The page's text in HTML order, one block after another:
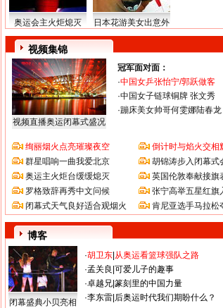
奥运会主火炬熄灭 日本花游美女出意外
视频集锦
视频直播奥运闭幕式盛况
冠军面对面：
·中国女乒张怡宁/郭跃做客
·中国女子链球铜牌 张文秀
·蹦床美女帅哥何雯娜陆春龙
绚丽烟火点亮璀璨夜空
群星唱响一曲我爱北京
奥运主火炬台缓缓熄灭
罗格致辞再秀中文问候
闭幕式天气良好适合观烟火
倒计时与焰火交相
胡锦涛步入闭幕式
英国伦敦奉献接旗
张宁高举五星红旗
肯尼亚选手马拉松
博客
闭幕盛典小贝亮相
·胡卫东 从奥运看篮球强队之路
·孟关良 可爱儿子的趣事
·卓越兄 篆刻里的中国力量
·李东雷 后奥运时代我们期盼什么？